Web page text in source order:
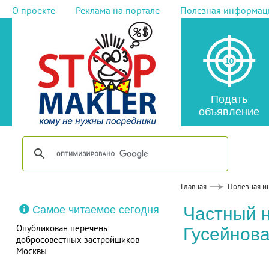
О проекте Реклама на портале Полезная
Подать
объявление
Главная Полезная
Самое читаемое сегодня
Опубликован перечень
добросовестных застройщиков
Москвы
Частный